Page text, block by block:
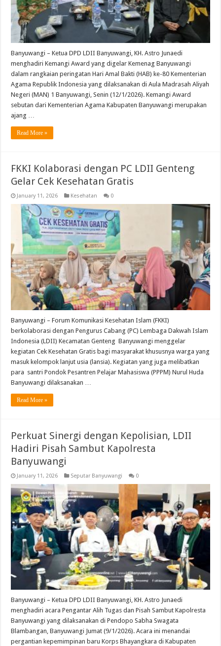
Banyuwangi – Ketua DPD LDII Banyuwangi, KH. Astro Junaedi
menghadiri Kemangi Award yang digelar Kemenag Banyuwangi
dalam rangkaian peringatan Hari Amal Bakti (HAB) ke-80 Kementerian
Agama Republik Indonesia yang dilaksanakan di Aula Madrasah Aliyah
Negeri (MAN) 1 Banyuwangi, Senin (12/1/2026). Kemangi Award
sebutan dari Kementerian Agama Kabupaten Banyuwangi merupakan
ajang …
Read More »
FKKI Kolaborasi dengan PC LDII Genteng
Gelar Cek Kesehatan Gratis
January 11, 2026 Kesehatan 0
Banyuwangi – Forum Komunikasi Kesehatan Islam (FKKI)
berkolaborasi dengan Pengurus Cabang (PC) Lembaga Dakwah Islam
Indonesia (LDII) Kecamatan Genteng Banyuwangi menggelar
kegiatan Cek Kesehatan Gratis bagi masyarakat khususnya warga yang
masuk kelompok lanjut usia (lansia). Kegiatan yang juga melibatkan
para santri Pondok Pesantren Pelajar Mahasiswa (PPPM) Nurul Huda
Banyuwangi dilaksanakan …
Read More »
Perkuat Sinergi dengan Kepolisian, LDII
Hadiri Pisah Sambut Kapolresta
Banyuwangi
January 11, 2026 Seputar Banyuwangi 0
Banyuwangi – Ketua DPD LDII Banyuwangi, KH. Astro Junaedi
menghadiri acara Pengantar Alih Tugas dan Pisah Sambut Kapolresta
Banyuwangi yang dilaksanakan di Pendopo Sabha Swagata
Blambangan, Banyuwangi Jumat (9/1/2026). Acara ini menandai
pergantian kepemimpinan baru Korps Bhayangkara di Kabupaten